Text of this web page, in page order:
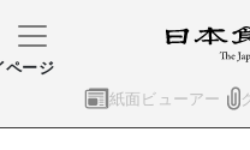
紙面ビューアー
ページ